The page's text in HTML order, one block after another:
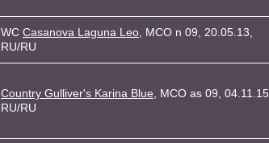
WC Casanova Laguna Leo , MCO n 09, 20.05.13,
RU/RU
Country Gulliver's Karina Blue , MCO as 09, 04.11.15,
RU/RU